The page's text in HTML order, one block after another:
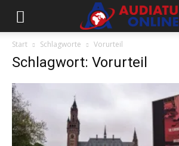
Start Schlagworte Vorurteil
Schlagwort: Vorurteil